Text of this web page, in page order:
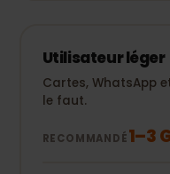
Utilisateur léger
Cartes, WhatsApp
le faut.
RECOMMANDÉ1–3